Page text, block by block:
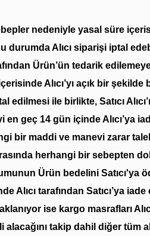
nedeniyle yasal süre
durumda Alıcı siparişi iptal
Ürün’ün tedarik
Alıcı’yı açık bir
edilmesi ile birlikte, Satıcı
geç 14 gün içinde Alıcı’ya
bir maddi ve manevi zarar
herhangi bir sebepten
Ürün bedelini Satıcı'ya
Alıcı tarafından Satıcı’ya
ise kargo masrafları
takip dahil diğer tüm